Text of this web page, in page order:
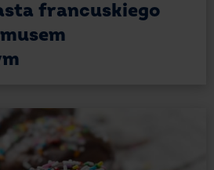
francuskiego